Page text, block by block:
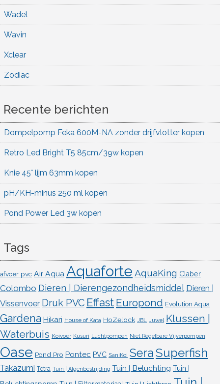
Wadel
Wavin
Xclear
Zodiac
Recente berichten
Dompelpomp Feka 600M-NA zonder drijfvlotter kopen
Retro Led Bright T5 85cm/39w kopen
Knie 45° lijm 63mm kopen
pH/KH-minus 250 ml kopen
Pond Power Led 3w kopen
Tags
afvoer pvc Air Aqua Aquaforte AquaKing Claber
Colombo Dieren | Dierengezondheidsmiddel Dieren |
Vissenvoer Druk PVC Effast Europond Evolution Aqua
Gardena Hikari House of Kata HoZelock JBL Juwel Klussen |
Waterbuis Koivoer Kusuri Luchtpompen Niet Regelbare Vijverpompen
Oase Pond Pro Pontec PVC SaniKoi SeraSuperfish
Takazumi Tetra Tuin | Algenbestrijding Tuin | Beluchting Tuin |